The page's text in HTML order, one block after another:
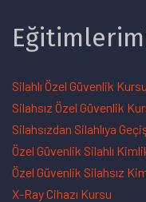
Silahlı Özel Güvenlik Kursu
Silahsız Özel Güvenlik
Silahsızdan Silahlıya
Özel Güvenlik Silahlı
Özel Güvenlik Silahsız
X-Ray Cihazı Kursu